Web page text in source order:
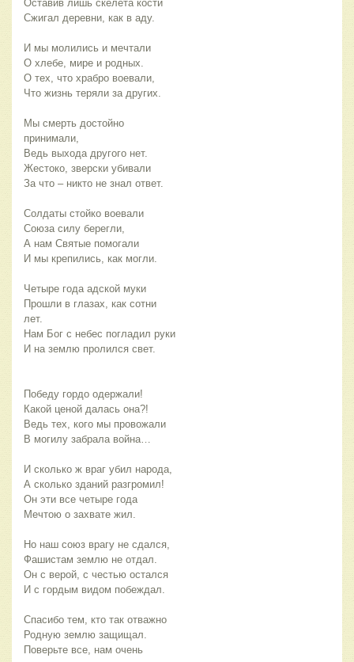
Оставив лишь скелета кости
Сжигал деревни, как в аду.
И мы молились и мечтали
О хлебе, мире и родных.
О тех, что храбро воевали,
Что жизнь теряли за других.
Мы смерть достойно
принимали,
Ведь выхода другого нет.
Жестоко, зверски убивали
За что – никто не знал ответ.
Солдаты стойко воевали
Союза силу берегли,
А нам Святые помогали
И мы крепились, как могли.
Четыре года адской муки
Прошли в глазах, как сотни
лет.
Нам Бог с небес погладил руки
И на землю пролился свет.
Победу гордо одержали!
Какой ценой далась она?!
Ведь тех, кого мы провожали
В могилу забрала война…
И сколько ж враг убил народа,
А сколько зданий разгромил!
Он эти все четыре года
Мечтою о захвате жил.
Но наш союз врагу не сдался,
Фашистам землю не отдал.
Он с верой, с честью остался
И с гордым видом побеждал.
Спасибо тем, кто так отважно
Родную землю защищал.
Поверьте все, нам очень